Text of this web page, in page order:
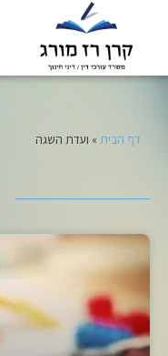
דף הבית » ועדת השגה